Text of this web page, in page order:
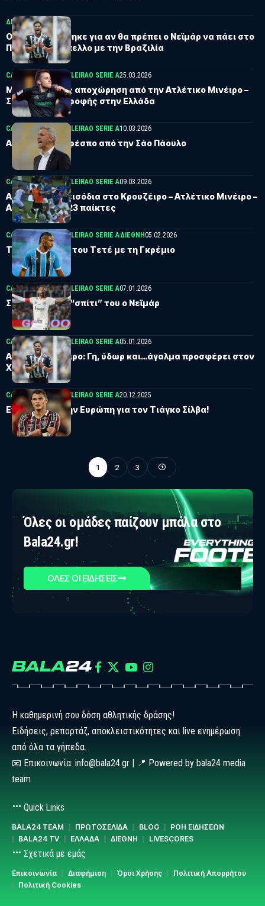
ΔΙΕΘΝΗ12.04.2026
Ο Χουλκ ρωτήθηκε για αν θα πρέπει ο Νεϊμάρ να πάει στο
Παγκόσμιο Κύπελλο με την Βραζιλία
CAMPEONATO BRASILEIRAO SERIE A25.03.2026
Μπερνάρ: Προς αποχώρηση από την Ατλέτικο Μινέιρο –
Σενάρια επιστροφής στην Ελλάδα
CAMPEONATO BRASILEIRAO SERIE A10.03.2026
Απολύθηκε ο Κρέσπο από την Σάο Πάουλο
CAMPEONATO BRASILEIRAO SERIE A09.03.2026
Απίστευτα επεισόδια στο Κρουζέιρο – Ατλέτικο Μινέιρο –
Αποβλήθηκαν 23 παίκτες
CAMPEONATO BRASILEIRAO SERIE AΔΙΕΘΝΗ05.02.2026
Το πρώτο γκολ του Τετέ με τη Γκρέμιο
CAMPEONATO BRASILEIRAO SERIE A07.01.2026
Συνεχίζει στο “σπίτι” του ο Νεϊμάρ
CAMPEONATO BRASILEIRAO SERIE A05.01.2026
Ατλέτικο Μινέιρο: Γη, ύδωρ και…άγαλμα προσφέρει στον
Χουλκ
CAMPEONATO BRASILEIRAO SERIE A20.12.2025
Επιστροφή στην Ευρώπη για τον Τιάγκο Σίλβα!
1 2 3
Όλες οι ομάδες παίζουν μπάλα στο
Bala24.gr!
ΟΛΕΣ ΟΙ ΕΙΔΗΣΕΙΣ
Η καθημερινή σου δόση αθλητικής δράσης!
Ειδήσεις, ρεπορτάζ, αποκλειστικότητες και live ενημέρωση
από όλα τα γήπεδα.
📧 Επικοινωνία: info@bala24.gr | 📍 Powered by bala24 media
team
Quick Links
BALA24 TEAM ΠΡΩΤΟΣΕΛΙΔΑ BLOG
ΡΟΗ ΕΙΔΗΣΕΩΝ
BALA24 TV
ΕΛΛΑΔΑ ΔΙΕΘΝΗ LIVESCORES
Σχετικά με εμάς
Επικοινωνία Διαφήμιση Όροι Χρήσης
Πολιτική Απορρήτου
Πολιτική Cookies